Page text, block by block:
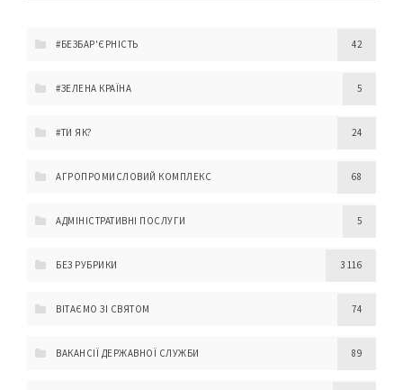
#БЕЗБАР'ЄРНІСТЬ 42
#ЗЕЛЕНА КРАЇНА 5
#ТИ ЯК? 24
АГРОПРОМИСЛОВИЙ КОМПЛЕКС 68
АДМІНІСТРАТИВНІ ПОСЛУГИ 5
БЕЗ РУБРИКИ 3 116
ВІТАЄМО ЗІ СВЯТОМ 74
ВАКАНСІЇ ДЕРЖАВНОЇ СЛУЖБИ 89